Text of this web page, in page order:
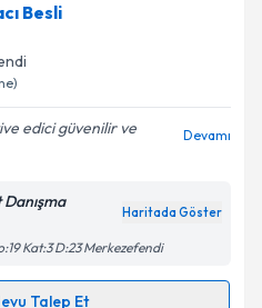
Besli
edici güvenilir ve
Devamı
Haritada Göster
Kat:3 D:23 Merkezefendi
Talep Et